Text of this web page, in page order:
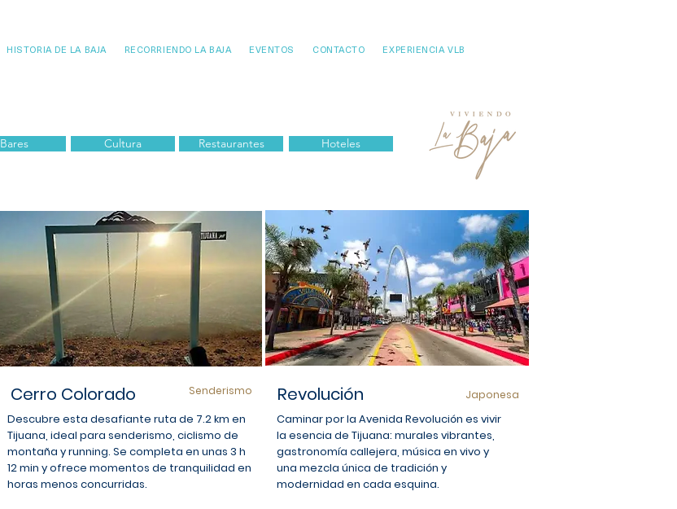
HISTORIA DE LA BAJA RECORRIENDO LA BAJA EVENTOS CONTACTO EXPERIENCIA VLB
Bares Cultura Restaurantes Hoteles
Cerro Colorado Senderismo
Descubre esta desafiante ruta de 7.2 km en
Tijuana, ideal para senderismo, ciclismo de
montaña y running. Se completa en unas 3 h
12 min y ofrece momentos de tranquilidad en
horas menos concurridas.
Revolución Japonesa
Caminar por la Avenida Revolución es vivir
la esencia de Tijuana: murales vibrantes,
gastronomía callejera, música en vivo y
una mezcla única de tradición y
modernidad en cada esquina.